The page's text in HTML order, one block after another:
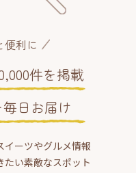
便利に
件を掲載
日お届け
イーツやグルメ情報
たい素敵なスポット